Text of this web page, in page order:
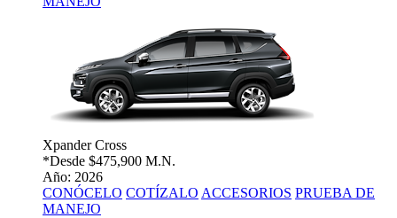
Xpander Cross
*Desde $475,900 M.N.
Año: 2026
CONÓCELO COTÍZALO ACCESORIOS PRUEBA DE
MANEJO